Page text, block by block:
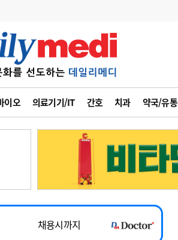
이오 의료기기/IT 간호 치과 약국/유통
6
관리급여 실시
지필공 지원책
수련환경 개선
의과대학 입시
정책/통계 공시
~2026-08-31
채용시까지
채용시까지